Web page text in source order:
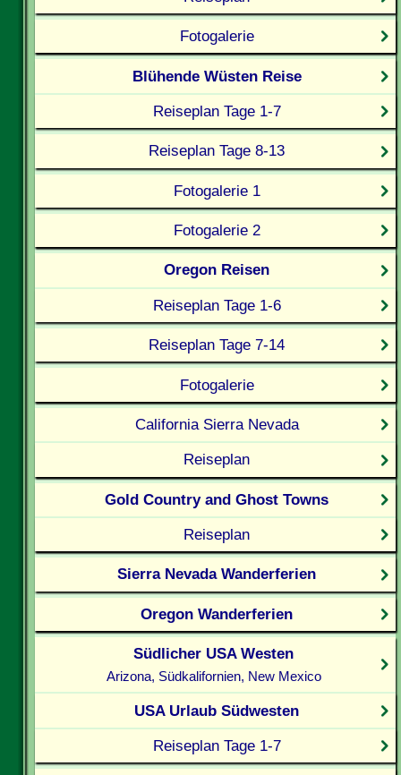
Fotogalerie
Blühende Wüsten Reise
Reiseplan Tage 1-7
Reiseplan Tage 8-13
Fotogalerie 1
Fotogalerie 2
Oregon Reisen
Reiseplan Tage 1-6
Reiseplan Tage 7-14
Fotogalerie
California Sierra Nevada
Reiseplan
Gold Country and Ghost Towns
Reiseplan
Sierra Nevada Wanderferien
Oregon Wanderferien
Südlicher USA Westen
Arizona, Südkalifornien, New Mexico
USA Urlaub Südwesten
Reiseplan Tage 1-7